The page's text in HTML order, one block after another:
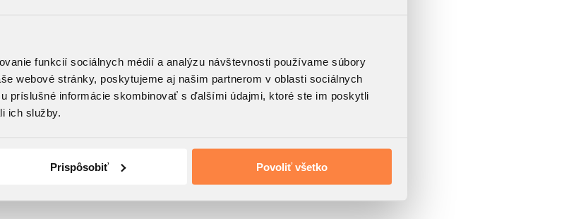
funkcií sociálnych médií a analýzu návštevnosti používame súbory
webové stránky, poskytujeme aj našim partnerom v oblasti sociálnych
príslušné informácie skombinovať s ďalšími údajmi, ktoré ste im poskytli
ich služby.
Prispôsobiť Povoliť všetko